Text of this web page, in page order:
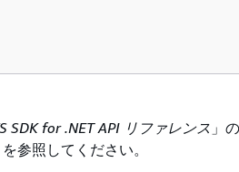
SDK for .NET API リファレンス 」の
を参照してください。